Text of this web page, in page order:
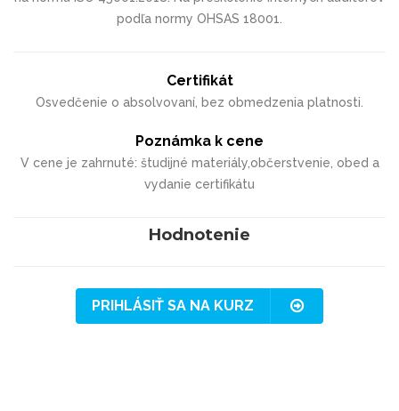
podľa normy OHSAS 18001.
Certifikát
Osvedčenie o absolvovaní, bez obmedzenia platnosti.
Poznámka k cene
V cene je zahrnuté: študijné materiály,občerstvenie, obed a
vydanie certifikátu
Hodnotenie
PRIHLÁSIŤ SA NA KURZ